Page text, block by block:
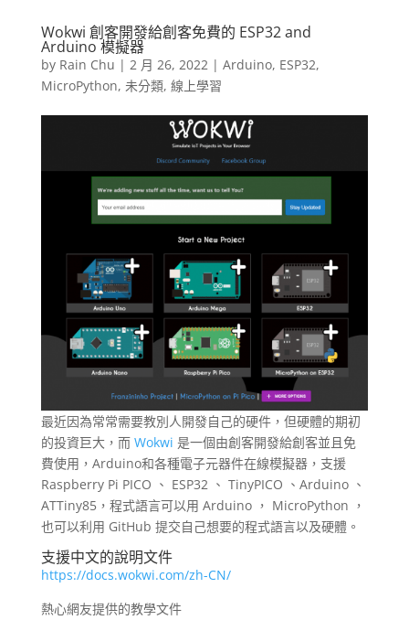
Wokwi 創客開發給創客免費的 ESP32 and
Arduino 模擬器
by Rain Chu | 2 月 26, 2022| Arduino, ESP32,
MicroPython, 未分類, 線上學習
最近因為常常需要教別人開發自己的硬件，但硬體的期初
的投資巨大，而 Wokwi 是一個由創客開發給創客並且免
費使用，Arduino和各種電子元器件在線模擬器，支援
Raspberry Pi PICO 、 ESP32 、 TinyPICO 、Arduino 、
ATTiny85，程式語言可以用 Arduino ， MicroPython ，
也可以利用 GitHub 提交自己想要的程式語言以及硬體。
支援中文的說明文件
https://docs.wokwi.com/zh-CN/
熱心網友提供的教學文件